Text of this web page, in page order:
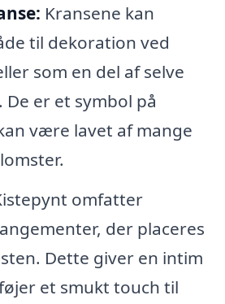
Kransene kan
til dekoration ved
som en del af selve
er et symbol på
være lavet af mange
omfatter
der placeres
Dette giver en intim
et smukt touch til